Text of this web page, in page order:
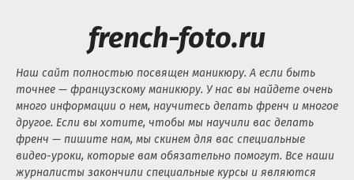
french-foto.ru
Наш сайт полностью посвящен маникюру. А если быть
точнее — французскому маникюру. У нас вы найдете очень
много информации о нем, научитесь делать френч и многое
другое. Если вы хотите, чтобы мы научили вас делать
френч — пишите нам, мы скинем для вас специальные
видео-уроки, которые вам обязательно помогут. Все наши
журналисты закончили специальные курсы и являются